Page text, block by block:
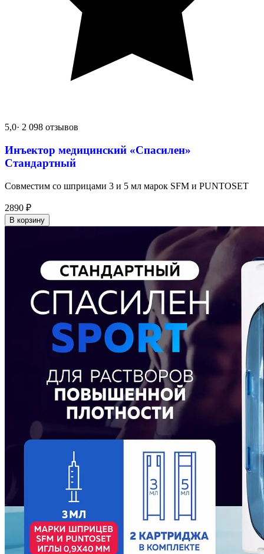
5,0· 2 098 отзывов
Инъектор медицинский «Спасилен»
Стандартный
Совместим со шприцами 3 и 5 мл марок SFM и PUNTOSET
2890 ₽
В корзину